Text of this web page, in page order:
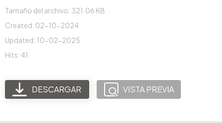
Tamaño del archivo: 321.06 KB
Created: 02-10-2024
Updated: 10-02-2025
Hits: 41
DESCARGAR VISTA PREVIA